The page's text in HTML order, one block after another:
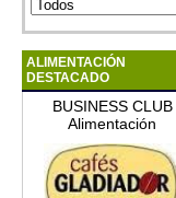
ALIMENTACIÓN
DESTACADO
BUSINESS CLUB
Alimentación